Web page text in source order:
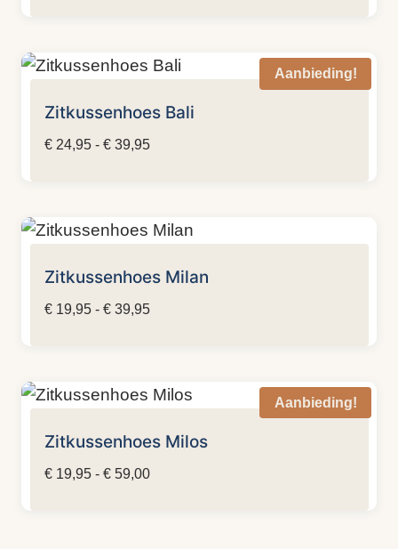
Aanbieding!
Zitkussenhoes Bali
€24,95 - €39,95Prijsklasse:
Zitkussenhoes Milan
€19,95 - €39,95Prijsklasse:
Aanbieding!
Zitkussenhoes Milos
€19,95 - €59,00Prijsklasse: